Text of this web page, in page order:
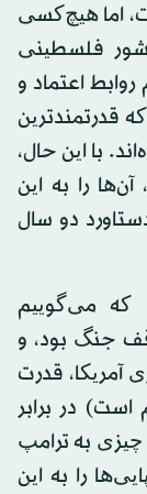
اما هیچ‌کسی
فلسطینی
اعتماد و
قدرتمندترین
با این حال،
را به این
دو سال
که می‌گوییم
جنگ بود، و
آمریکا، قدرت
در برابر
به ترامپ
را به این